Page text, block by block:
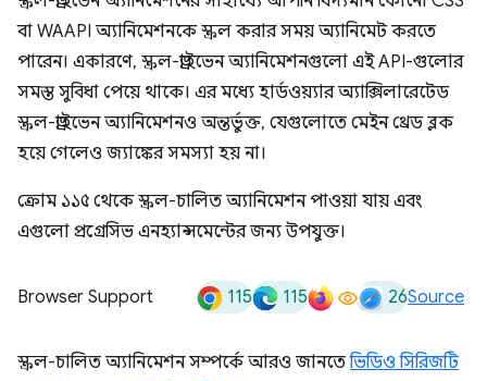
বা WAAPI অ্যানিমেশনকে স্ক্রল করার সময় অ্যানিমেট করতে
পারেন। একারণে, স্ক্রল-ড্রাইভেন অ্যানিমেশনগুলো এই API-গুলোর
সমস্ত সুবিধা পেয়ে থাকে। এর মধ্যে হার্ডওয়্যার অ্যাক্সিলারেটেড
স্ক্রল-ড্রাইভেন অ্যানিমেশনও অন্তর্ভুক্ত, যেগুলোতে মেইন থ্রেড ব্লক
হয়ে গেলেও জ্যাঙ্কের সমস্যা হয় না।
ক্রোম ১১৫ থেকে স্ক্রল-চালিত অ্যানিমেশন পাওয়া যায় এবং
এগুলো প্রগ্রেসিভ এনহ্যান্সমেন্টের জন্য উপযুক্ত।
Browser Support 115 115 26Source
স্ক্রল-চালিত অ্যানিমেশন সম্পর্কে আরও জানতেভিডিও সিরিজটি